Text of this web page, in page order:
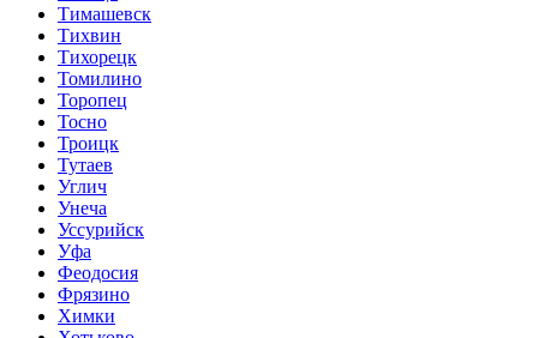
Тимашевск
Тихвин
Тихорецк
Томилино
Торопец
Тосно
Троицк
Тутаев
Углич
Унеча
Уссурийск
Уфа
Феодосия
Фрязино
Химки